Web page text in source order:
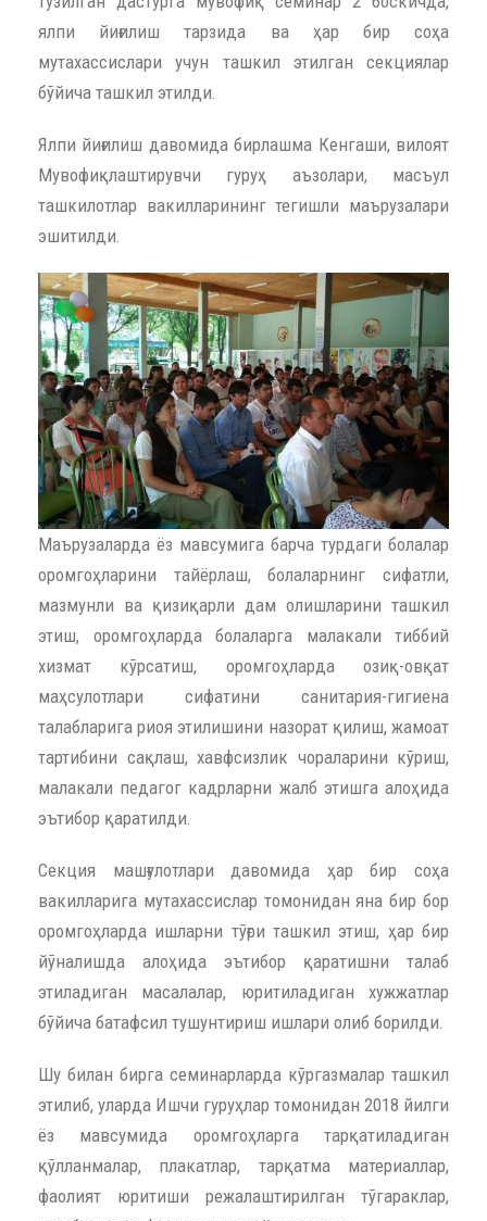
ялпи йиғилиш тарзида ва ҳар бир соҳа
мутахассислари учун ташкил этилган секциялар
бўйича ташкил этилди.
Ялпи йиғилиш давомида бирлашма Кенгаши, вилоят
Мувофиқлаштирувчи гуруҳ аъзолари, масъул
ташкилотлар вакилларининг тегишли маърузалари
эшитилди.
Маърузаларда ёз мавсумига барча турдаги болалар
оромгоҳларини тайёрлаш, болаларнинг сифатли,
мазмунли ва қизиқарли дам олишларини ташкил
этиш, оромгоҳларда болаларга малакали тиббий
хизмат кўрсатиш, оромгоҳларда озиқ-овқат
маҳсулотлари сифатини санитария-гигиена
талабларига риоя этилишини назорат қилиш, жамоат
тартибини сақлаш, хавфсизлик чораларини кўриш,
малакали педагог кадрларни жалб этишга алоҳида
эътибор қаратилди.
Секция машғулотлари давомида ҳар бир соҳа
вакилларига мутахассислар томонидан яна бир бор
оромгоҳларда ишларни тўғри ташкил этиш, ҳар бир
йўналишда алоҳида эътибор қаратишни талаб
этиладиган масалалар, юритиладиган хужжатлар
бўйича батафсил тушунтириш ишлари олиб борилди.
Шу билан бирга семинарларда кўргазмалар ташкил
этилиб, уларда Ишчи гуруҳлар томонидан 2018 йилги
ёз мавсумида оромгоҳларга тарқатиладиган
қўлланмалар, плакатлар, тарқатма материаллар,
фаолият юритиши режалаштирилган тўгараклар,